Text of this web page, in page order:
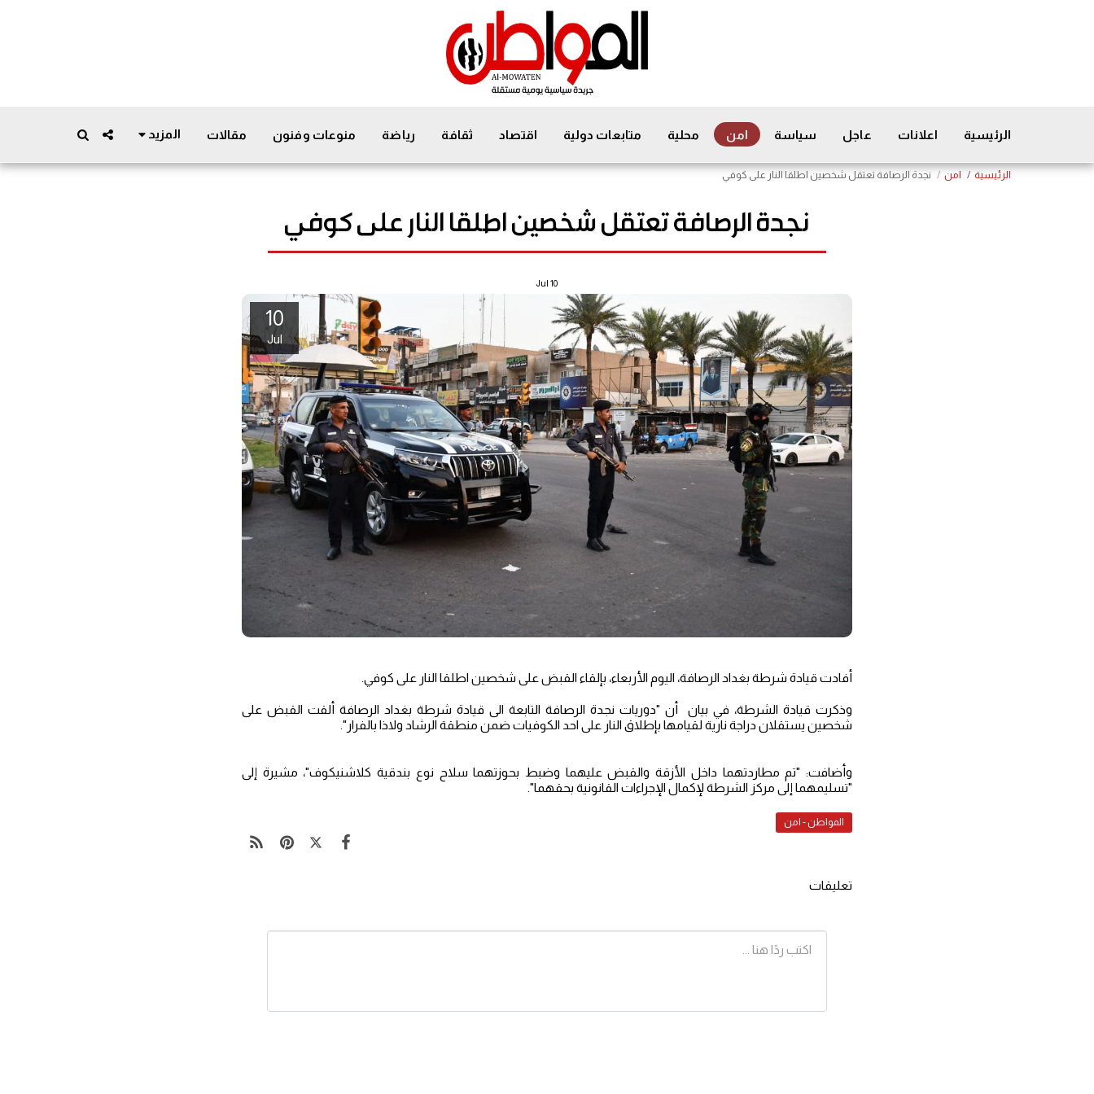
الرئيسية اعلانات عاجل سياسة امن محلية متابعات دولية اقتصاد ثقافة رياضة منوعات وفنون مقالات المزيد
الرئيسية امن نجدة الرصافة تعتقل شخصين اطلقا النار على كوفي
نجدة الرصافة تعتقل شخصين اطلقا النار على كوفي
10
Jul
10
Jul
أفادت قيادة شرطة بغداد الرصافة، اليوم الأربعاء، بإلقاء القبض على شخصين اطلقا النار على كوفي.
وذكرت قيادة الشرطة، في بيان أن "دوريات نجدة الرصافة التابعة الى قيادة شرطة بغداد الرصافة ألقت القبض على
شخصين يستقلان دراجة نارية لقيامها بإطلاق النار على احد الكوفيات ضمن منطقة الرشاد ولاذا بالفرار".
وأضافت: "تم مطاردتهما داخل الأزقة والقبض عليهما وضبط بحوزتهما سلاح نوع بندقية كلاشنيكوف"، مشيرة إلى
"تسليمهما إلى مركز الشرطة لإكمال الإجراءات القانونية بحقهما".
المواطن - امن
تعليقات